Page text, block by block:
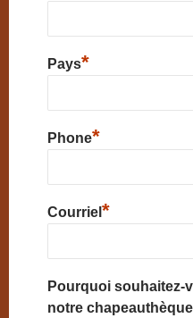
Pays*
Phone*
Courriel *
Pourquoi souhaitez-
notre